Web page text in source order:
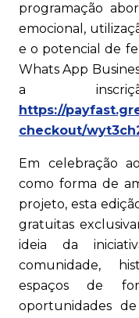
programação
emocional,
e o potencial de
Whats App
a
https://
checkout/
Em celebração
como forma de
projeto, esta
gratuitas
ideia da
comunidade,
espaços de
oportunidades